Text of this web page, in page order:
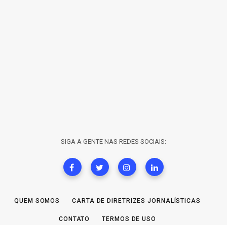
SIGA A GENTE NAS REDES SOCIAIS:
QUEM SOMOS CARTA DE DIRETRIZES JORNALÍSTICAS
CONTATO TERMOS DE USO